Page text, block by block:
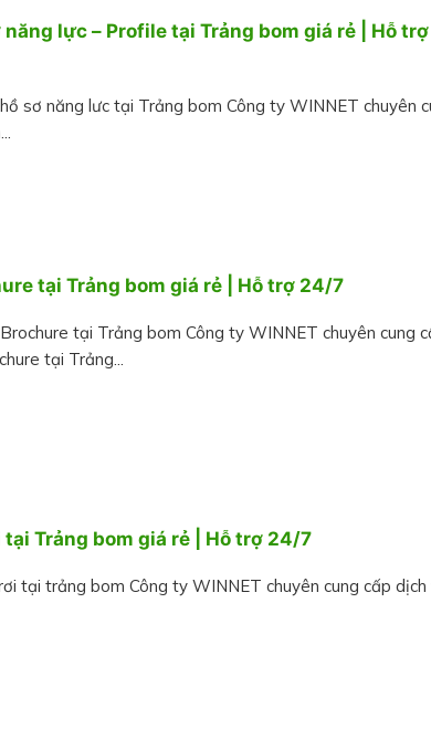
năng lực – Profile tại Trảng bom giá rẻ | Hỗ trợ
sơ năng lưc tại Trảng bom Công ty WINNET chuyên
tại Trảng bom giá rẻ | Hỗ trợ 24/7
tại Trảng bom Công ty WINNET chuyên cung
tại Trảng...
tại Trảng bom giá rẻ | Hỗ trợ 24/7
tại trảng bom Công ty WINNET chuyên cung cấp dịch